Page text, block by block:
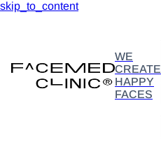
skip_to_content
WE
CREATE
HAPPY
FACES